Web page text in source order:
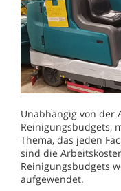
Unabhängig von der
Reinigungsbudgets,
Thema, das jeden
sind die
Reinigungsbudgets
aufgewendet.